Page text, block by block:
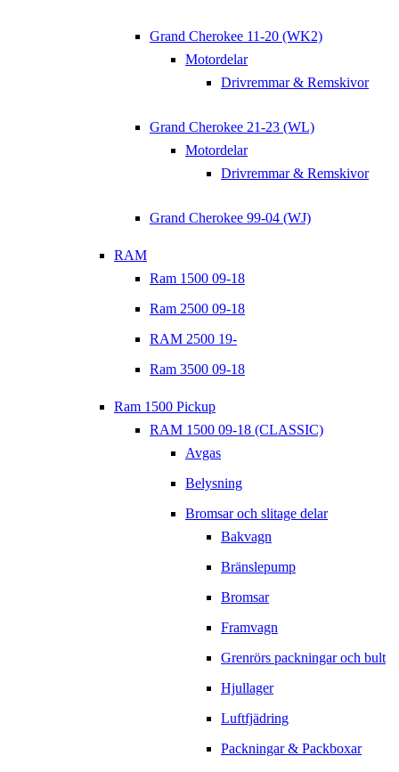
Grand Cherokee 11-20 (WK2)
Motordelar
Drivremmar & Remskivor
Grand Cherokee 21-23 (WL)
Motordelar
Drivremmar & Remskivor
Grand Cherokee 99-04 (WJ)
RAM
Ram 1500 09-18
Ram 2500 09-18
RAM 2500 19-
Ram 3500 09-18
Ram 1500 Pickup
RAM 1500 09-18 (CLASSIC)
Avgas
Belysning
Bromsar och slitage delar
Bakvagn
Bränslepump
Bromsar
Framvagn
Grenrörs packningar och bult
Hjullager
Luftfjädring
Packningar & Packboxar